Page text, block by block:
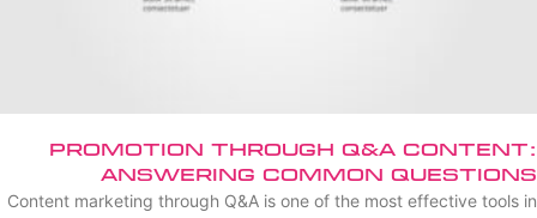
Promotion Through Q&A Content:
Answering Common Questions
Content marketing through Q&A is one of the most effective tools in